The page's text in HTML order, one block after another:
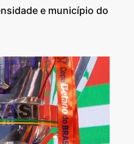
e município do